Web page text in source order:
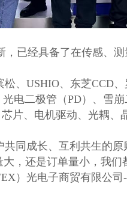
已经具备了在传感、
USHIO、东芝CCD、
电二极管（PD）、雪
片、电机驱动、光耦
成长、互利共生的原
，还是订单量小，我
光电子商贸有限公司